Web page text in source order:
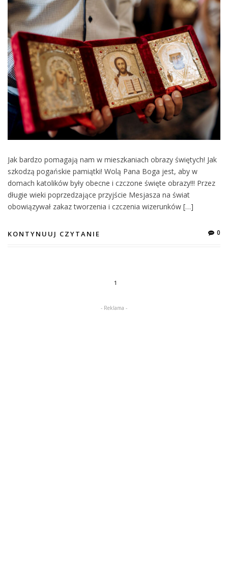
Jak bardzo pomagają nam w mieszkaniach obrazy świętych! Jak
szkodzą pogańskie pamiątki! Wolą Pana Boga jest, aby w
domach katolików były obecne i czczone święte obrazy!!! Przez
długie wieki poprzedzające przyjście Mesjasza na świat
obowiązywał zakaz tworzenia i czczenia wizerunków […]
KONTYNUUJ CZYTANIE 0
1
- Reklama -